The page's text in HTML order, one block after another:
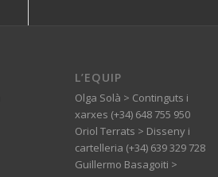
L’EQUIP
Olga Solà > Continguts i
xarxes (+34) 648 755 950
Oriol Terrats > Disseny i
cartelleria (+34) 639 329 728
Guillermo Basagoiti >